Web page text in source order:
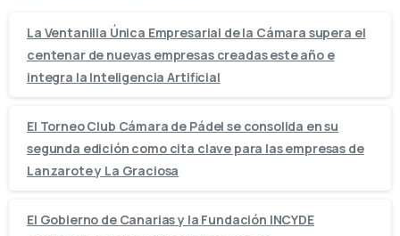
La Ventanilla Única Empresarial de la Cámara supera el
centenar de nuevas empresas creadas este año e
integra la Inteligencia Artificial
El Torneo Club Cámara de Pádel se consolida en su
segunda edición como cita clave para las empresas de
Lanzarote y La Graciosa
El Gobierno de Canarias y la Fundación INCYDE